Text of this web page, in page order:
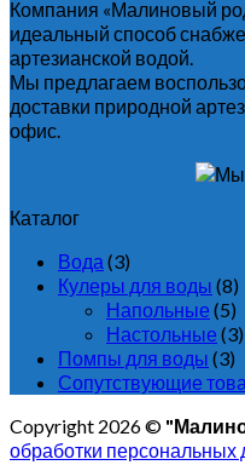
Компания «Малиновый
идеальный способ
артезианской водой.
Мы предлагаем
доставки природной
офис.
Каталог
Вода (3)
Кулеры для воды (8)
Напольные (5)
Настольные (3)
Помпы для воды (3)
Сопутствующие
Copyright 2026 ©
обработки персональных